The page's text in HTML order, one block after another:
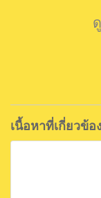
เนื้อหาที่เกี่ยวข้อ